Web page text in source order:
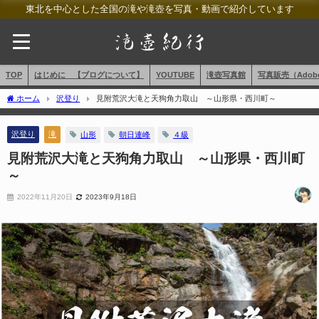
東北を中心とした全国の滝や滝壺を写真・動画で紹介しています
TOP はじめに 【ブログについて】 YOUTUBE 滝壺写真館 写真販売（
ホーム 沢登り 見附荒沢大滝と天狗角力取山 ～山形県・西川町～
沢登り 滝 山形 朝日連峰 ４級
見附荒沢大滝と天狗角力取山 ～山形県・西川町
～
2022年11月20日 2023年9月18日